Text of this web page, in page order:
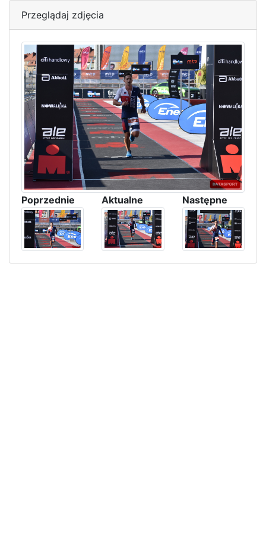
Przeglądaj zdjęcia
Poprzednie Aktualne Następne